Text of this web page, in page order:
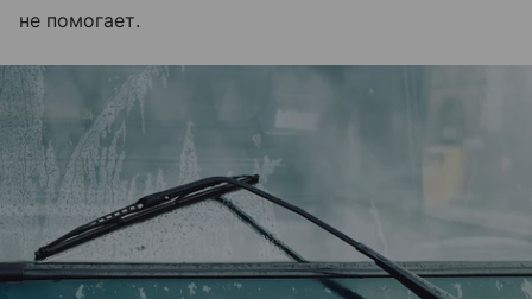
не помогает.